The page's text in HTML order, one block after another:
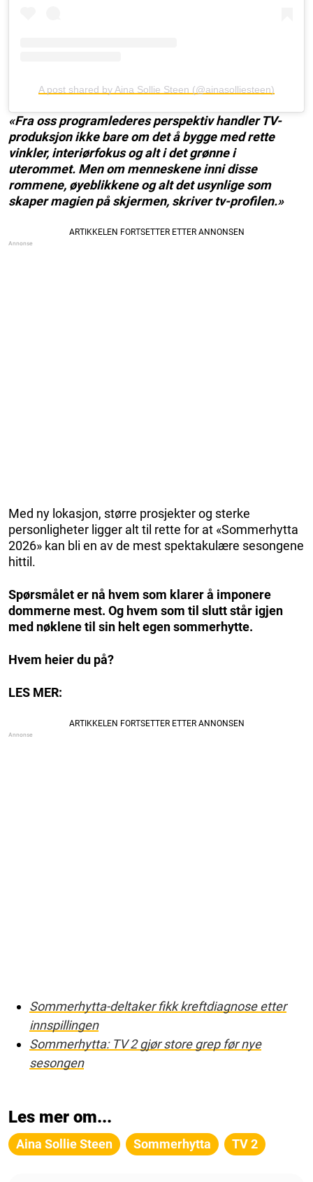
A post shared by Aina Sollie Steen (@ainasolliesteen)
«Fra oss programlederes perspektiv handler TV-
produksjon ikke bare om det å bygge med rette
vinkler, interiørfokus og alt i det grønne i
uterommet. Men om menneskene inni disse
rommene, øyeblikkene og alt det usynlige som
skaper magien på skjermen, skriver tv-profilen.»
Med ny lokasjon, større prosjekter og sterke
personligheter ligger alt til rette for at «Sommerhytta
2026» kan bli en av de mest spektakulære sesongene
hittil.
Spørsmålet er nå hvem som klarer å imponere
dommerne mest. Og hvem som til slutt står igjen
med nøklene til sin helt egen sommerhytte.
Hvem heier du på?
LES MER:
Sommerhytta-deltaker fikk kreftdiagnose etter
innspillingen
Sommerhytta: TV 2 gjør store grep før nye
sesongen
Les mer om...
Aina Sollie Steen Sommerhytta TV 2